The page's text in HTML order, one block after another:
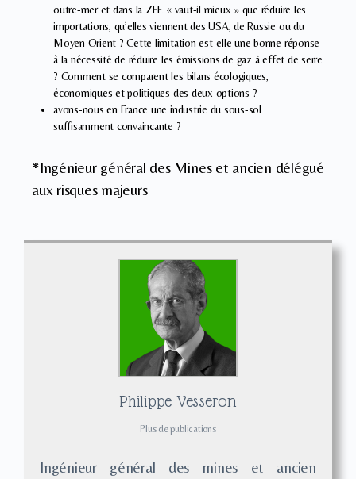
outre-mer et dans la ZEE « vaut-il mieux » que réduire les
importations, qu’elles viennent des USA, de Russie ou du
Moyen Orient ? Cette limitation est-elle une bonne réponse
à la nécessité de réduire les émissions de gaz à effet de serre
? Comment se comparent les bilans écologiques,
économiques et politiques des deux options ?
avons-nous en France une industrie du sous-sol
suffisamment convaincante ?
*Ingénieur général des Mines et ancien délégué
aux risques majeurs
Philippe Vesseron
Plus de publications
Ingénieur général des mines et ancien